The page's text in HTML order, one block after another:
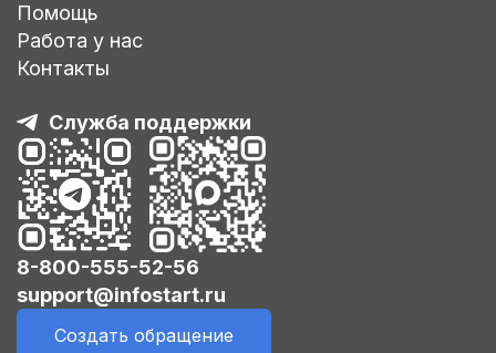
Помощь
Работа у нас
Контакты
Служба поддержки
8-800-555-52-56
support@infostart.ru
Создать обращение